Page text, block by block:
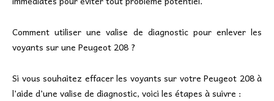
Comment utiliser une valise de diagnostic pour enlever les
voyants sur une Peugeot 208 ?
Si vous souhaitez effacer les voyants sur votre Peugeot 208 à
l’aide d’une valise de diagnostic, voici les étapes à suivre :